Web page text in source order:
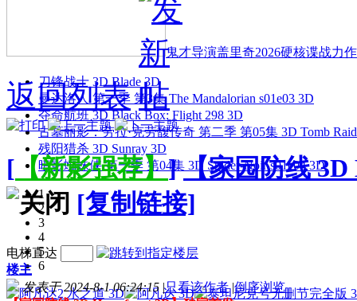
鬼才导演盖里奇2026硬核谍战力
刀锋战士 3D Blade 3D
曼达洛人 第一季 第3集 The Mandalorian s01e03 3D
夺命航班 3D Black Box: Flight 298 3D
古墓丽影：劳拉·克劳馥传奇 第二季 第05集 3D Tomb
残阳猎杀 3D Sunray 3D
暗影蜘蛛侠 第一季 第04集 3D Spider-Noir s01e04 3D
1
2
3
4
5
6
返回列表
[ 【新影强荐】] 【家园防线
[复制链接]
电梯直达
楼主
发表于 2024-8-1 06:24:15 |只看该作者 |倒序浏览